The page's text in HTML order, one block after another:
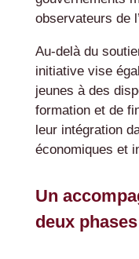
observateurs de
Au-delà du
initiative vise
jeunes à des
formation et de
leur intégration
économiques et
Un
deux phases